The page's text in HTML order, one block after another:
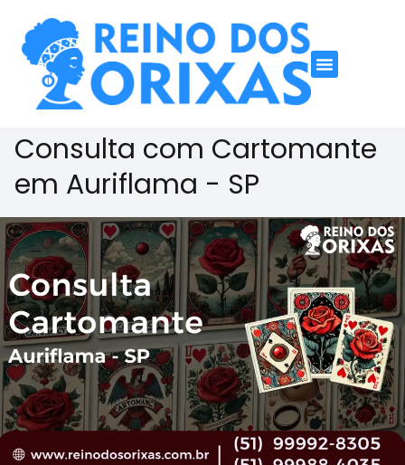
Consulta com Cartomante
em Auriflama - SP